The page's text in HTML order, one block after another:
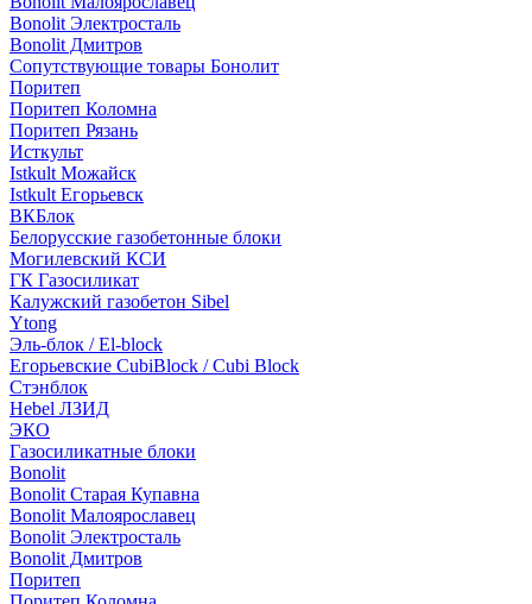
Bonolit Электросталь
Bonolit Дмитров
Сопутствующие товары Бонолит
Поритеп
Поритеп Коломна
Поритеп Рязань
Исткульт
Istkult Можайск
Istkult Егорьевск
ВКБлок
Белорусские газобетонные блоки
Могилевский КСИ
ГК Газосиликат
Калужский газобетон Sibel
Ytong
Эль-блок / El-block
Егорьевские CubiBlock / Cubi Block
Стэнблок
Hebel ЛЗИД
ЭКО
Газосиликатные блоки
Bonolit
Bonolit Старая Купавна
Bonolit Малоярославец
Bonolit Электросталь
Bonolit Дмитров
Поритеп